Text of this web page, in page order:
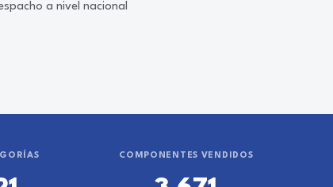
a nivel nacional
COMPONENTES VENDIDOS